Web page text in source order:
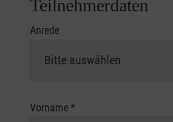
Teilnehmerdaten
Anrede
Vorname*